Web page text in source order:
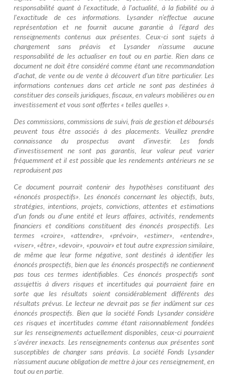
responsabilité quant à l'exactitude, à l'actualité, à la fiabilité ou à
l'exactitude de ces informations. Lysander n’effectue aucune
représentation et ne fournit aucune garantie à l’égard des
renseignements contenus aux présentes. Ceux-ci sont sujets à
changement sans préavis et Lysander n’assume aucune
responsabilité de les actualiser en tout ou en partie. Rien dans ce
document ne doit être considéré comme étant une recommandation
d'achat, de vente ou de vente à découvert d'un titre particulier. Les
informations contenues dans cet article ne sont pas destinées à
constituer des conseils juridiques, fiscaux, en valeurs mobilières ou en
investissement et vous sont offertes « telles quelles ».
Des commissions, commissions de suivi, frais de gestion et déboursés
peuvent tous être associés à des placements. Veuillez prendre
connaissance du prospectus avant d’investir. Les fonds
d'investissement ne sont pas garantis, leur valeur peut varier
fréquemment et il est possible que les rendements antérieurs ne se
reproduisent pas
Ce document pourrait contenir des hypothèses constituant des
«énoncés prospectifs». Les énoncés concernant les objectifs, buts,
stratégies, intentions, projets, convictions, attentes et estimations
d'un fonds ou d'une entité et leurs affaires, activités, rendements
financiers et conditions constituent des énoncés prospectifs. Les
termes «croire», «attendre», «prévoir», «estimer», «entendre»,
«viser», «être», «devoir», «pouvoir» et tout autre expression similaire,
de même que leur forme négative, sont destinés à identifier les
énoncés prospectifs, bien que les énoncés prospectifs ne contiennent
pas tous ces termes identifiables. Ces énoncés prospectifs sont
assujettis à divers risques et incertitudes qui pourraient faire en
sorte que les résultats soient considérablement différents des
résultats prévus. Le lecteur ne devrait pas se fier indûment sur ces
énoncés prospectifs. Bien que la société Fonds Lysander considère
ces risques et incertitudes comme étant raisonnablement fondées
sur les renseignements actuellement disponibles, ceux-ci pourraient
s'avérer inexacts. Les renseignements contenus aux présentes sont
susceptibles de changer sans préavis. La société Fonds Lysander
n’assument aucune obligation de mettre à jour ces renseignement, en
tout ou en partie.